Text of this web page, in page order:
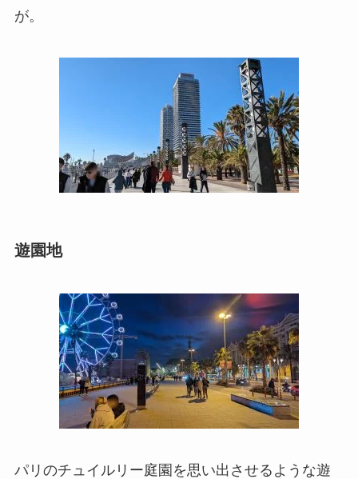
が。
遊園地
パリのチュイルリー庭園を思い出させるような遊